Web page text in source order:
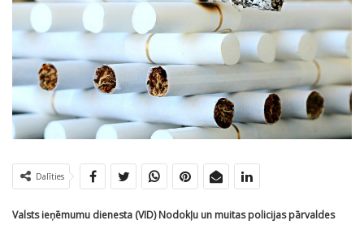
Dalīties
Valsts ieņēmumu dienesta (VID) Nodokļu un muitas policijas pārvaldes